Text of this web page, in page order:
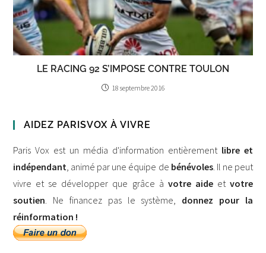
LE RACING 92 S’IMPOSE CONTRE TOULON
18 septembre 2016
AIDEZ PARISVOX À VIVRE
Paris Vox est un média d'information entièrement libre et
indépendant, animé par une équipe de bénévoles. Il ne peut
vivre et se développer que grâce à votre aideet votre
soutien. Ne financez pas le système, donnez pour la
réinformation !